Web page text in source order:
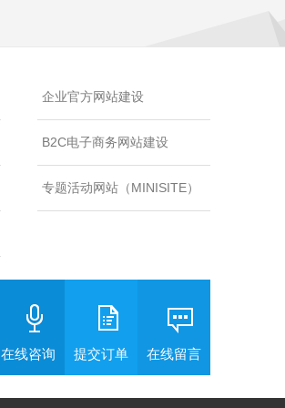
企业官方网站建设
B2C电子商务网站建设
专题活动网站（MINISITE）
在线咨询 提交订单 在线留言